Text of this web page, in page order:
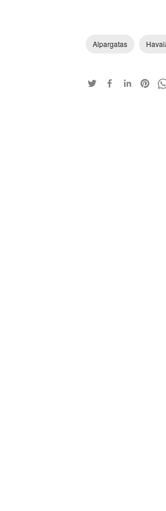
Alpargatas